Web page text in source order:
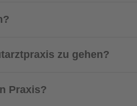
zu gehen?
Praxis?